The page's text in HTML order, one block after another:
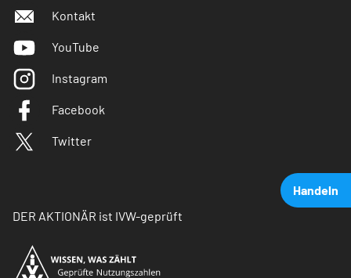
Handeln
Kontakt
YouTube
Instagram
Facebook
Twitter
DER AKTIONÄR ist IVW-geprüft